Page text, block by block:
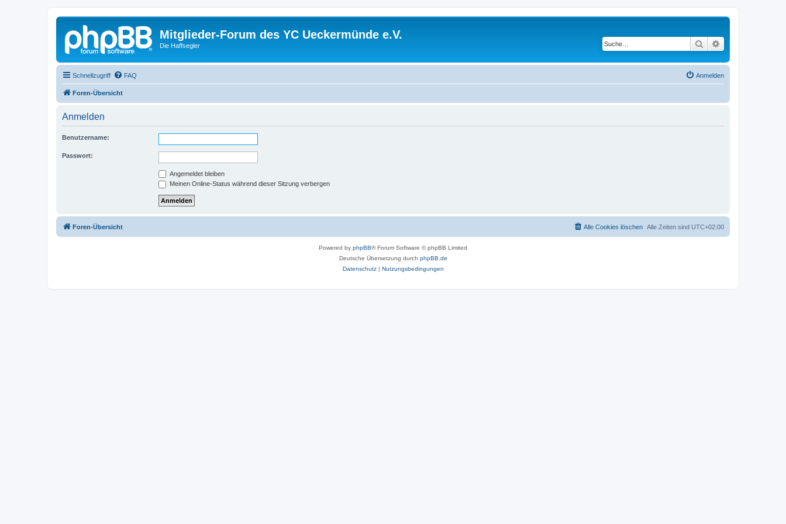
Mitglieder-Forum des YC Ueckermünde e.V.
Die Haffsegler Suche
Schnellzugriff FAQ Anmelden
Foren-Übersicht
Anmelden
Benutzername:
Passwort:
Angemeldet bleiben
Meinen Online-Status während dieser Sitzung verbergen
Foren-Übersicht Alle Zeiten sind UTC+02:00
Alle Cookies löschen
Powered by phpBB® Forum Software © phpBB Limited
Deutsche Übersetzung durch phpBB.de
Datenschutz| Nutzungsbedingungen